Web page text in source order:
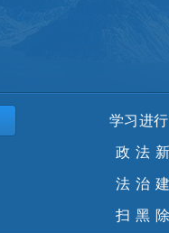
学习进
政法
法治
扫黑